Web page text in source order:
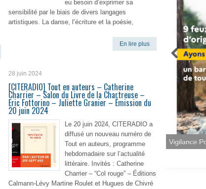
eu besoin d’exprimer sa
sensibilité par le biais de divers langages
artistiques. La danse, l’écriture et la poésie,
En lire plus
28 juin 2024
[CITERADIO] Tout en auteurs – Catherine
Charrier – Salon du Livre de la Chartreuse –
Eric Fottorino – Juliette Granier – Émission du
20 juin 2024
Le 20 juin 2024, CITERADIO a
diffusé un nouveau numéro de
Tout en auteurs, programme
hebdomadaire sur l’actualité
littéraire. Invités : Catherine
Charrier – “Col rouge” – Éditions
Calmann-Lévy Martine Roulet et Hugues de Chivré
Vigilance